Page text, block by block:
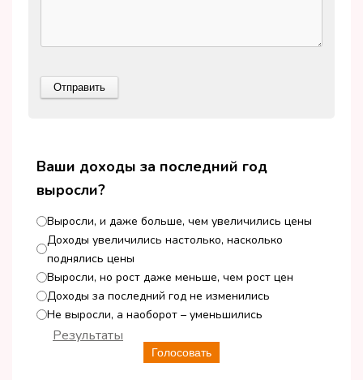
Ваши доходы за последний год
выросли?
Выросли, и даже больше, чем увеличились цены
Доходы увеличились настолько, насколько
поднялись цены
Выросли, но рост даже меньше, чем рост цен
Доходы за последний год не изменились
Не выросли, а наоборот – уменьшились
Голосовать
Результаты